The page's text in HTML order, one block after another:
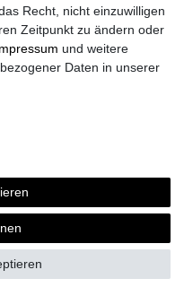
widerrufen
Recht, nicht einzuwilligen
Zeitpunkt zu ändern oder
und weitere
Daten in unserer